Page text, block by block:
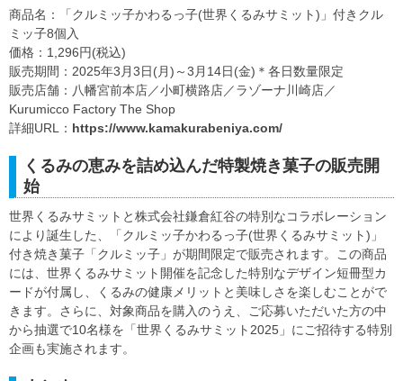
商品名：「クルミッ子かわるっ子(世界くるみサミット)」付きクル
ミッ子8個入
価格：1,296円(税込)
販売期間：2025年3月3日(月)～3月14日(金)＊各日数量限定
販売店舗：八幡宮前本店／小町横路店／ラゾーナ川崎店／
Kurumicco Factory The Shop
詳細URL： https://www.kamakurabeniya.com/
くるみの恵みを詰め込んだ特製焼き菓子の販売開
始
世界くるみサミットと株式会社鎌倉紅谷の特別なコラボレーション
により誕生した、「クルミッ子かわるっ子(世界くるみサミット)」
付き焼き菓子「クルミッ子」が期間限定で販売されます。この商品
には、世界くるみサミット開催を記念した特別なデザイン短冊型カ
ードが付属し、くるみの健康メリットと美味しさを楽しむことがで
きます。さらに、対象商品を購入のうえ、ご応募いただいた方の中
から抽選で10名様を「世界くるみサミット2025」にご招待する特別
企画も実施されます。